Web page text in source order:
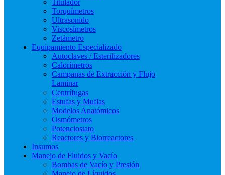
Torquímetros
Ultrasonido
Viscosímetros
Zetámetro
Equipamiento Especializado
Autoclaves / Esterilizadores
Calorímetros
Campanas de Extracción y Flujo
Laminar
Centrífugas
Estufas y Muflas
Modelos Anatómicos
Osmómetros
Potenciostato
Reactores y Biorreactores
Insumos
Manejo de Fluidos y Vacío
Bombas de Vacío y Presión